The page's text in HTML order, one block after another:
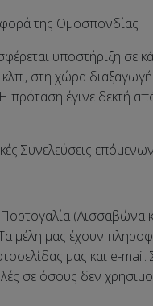
της Ομοσπονδίας
υποστήριξη σε
στη χώρα
πρόταση έγινε δεκτή
Συνελεύσεις
(Λισσαβώνα
μέλη μας έχουν
μας και e-
σε όσους δεν